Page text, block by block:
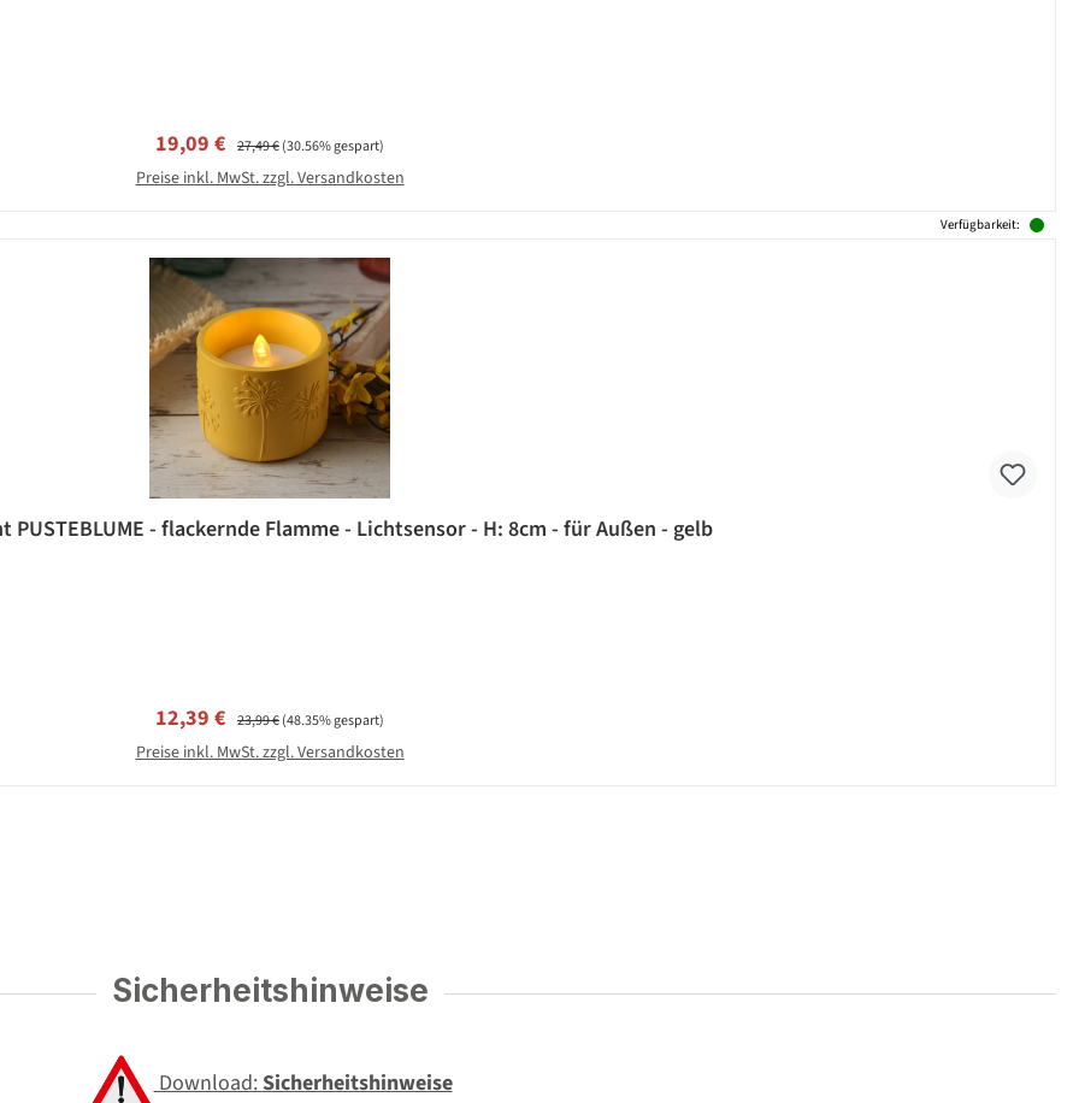
Verkaufspreis:
19,09 € Regulärer Preis:
27,49 €(30.56% gespart)
Preise inkl. MwSt. zzgl. Versandkosten
Verfügbarkeit:
PUSTEBLUME - flackernde Flamme - Lichtsensor - H: 8cm - für Außen - gelb
Verkaufspreis:
12,39 € Regulärer Preis:
23,99 €(48.35% gespart)
Preise inkl. MwSt. zzgl. Versandkosten
Sicherheitshinweise
Download:Sicherheitshinweise